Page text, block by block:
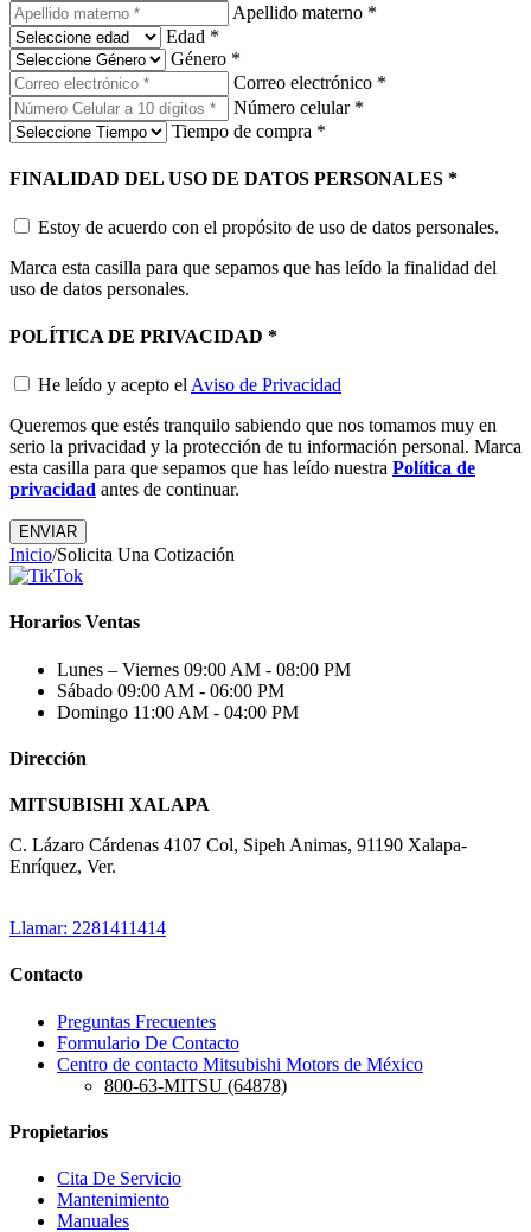
Apellido materno *
Edad *
Género *
Correo electrónico *
Número celular *
Tiempo de compra *
FINALIDAD DEL USO DE DATOS PERSONALES *
Estoy de acuerdo con el propósito de uso de datos personales.
Marca esta casilla para que sepamos que has leído la finalidad del
uso de datos personales.
POLÍTICA DE PRIVACIDAD *
He leído y acepto el Aviso de Privacidad
Queremos que estés tranquilo sabiendo que nos tomamos muy en
serio la privacidad y la protección de tu información personal. Marca
esta casilla para que sepamos que has leído nuestra Política de
privacidad antes de continuar.
Inicio/Solicita Una Cotización
Horarios Ventas
Lunes – Viernes 09:00 AM - 08:00 PM
Sábado 09:00 AM - 06:00 PM
Domingo 11:00 AM - 04:00 PM
Dirección
MITSUBISHI XALAPA
C. Lázaro Cárdenas 4107 Col, Sipeh Animas, 91190 Xalapa-
Enríquez, Ver.
Llamar: 2281411414
Contacto
Preguntas Frecuentes
Formulario De Contacto
Centro de contacto Mitsubishi Motors de México
800-63-MITSU (64878)
Propietarios
Cita De Servicio
Mantenimiento
Manuales